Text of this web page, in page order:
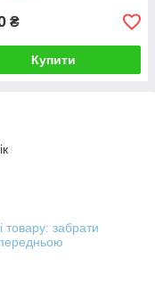
₴
Купити
товару: забрати